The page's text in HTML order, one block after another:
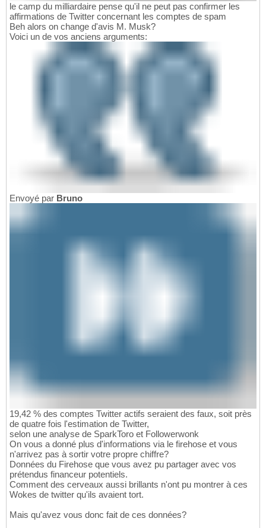
le camp du milliardaire pense qu'il ne peut pas confirmer les
affirmations de Twitter concernant les comptes de spam
Beh alors on change d'avis M. Musk?
Voici un de vos anciens arguments:
Envoyé par Bruno
19,42 % des comptes Twitter actifs seraient des faux, soit près
de quatre fois l'estimation de Twitter,
selon une analyse de SparkToro et Followerwonk
On vous a donné plus d'informations via le firehose et vous
n'arrivez pas à sortir votre propre chiffre?
Données du Firehose que vous avez pu partager avec vos
prétendus financeur potentiels.
Comment des cerveaux aussi brillants n'ont pu montrer à ces
Wokes de twitter qu'ils avaient tort.
Mais qu'avez vous donc fait de ces données?